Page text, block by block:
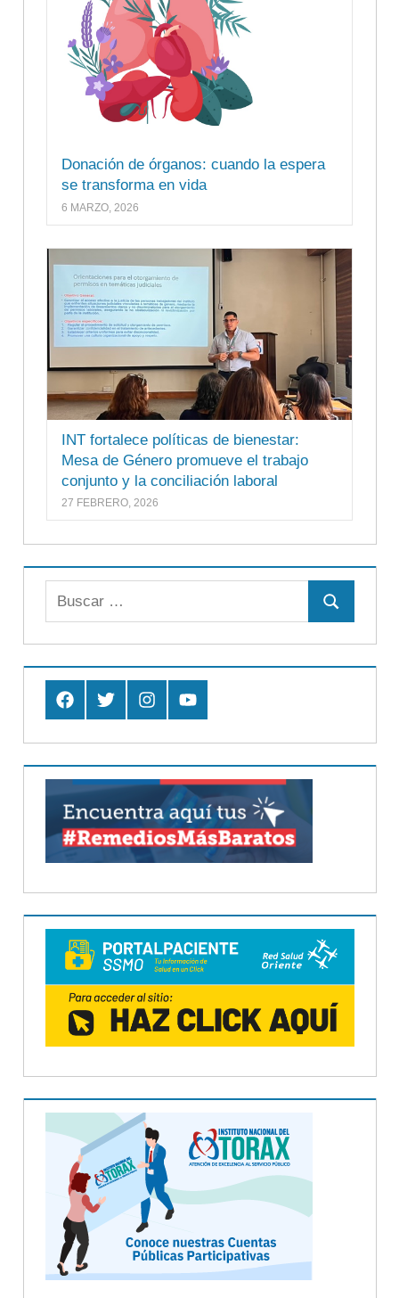
Donación de órganos: cuando la espera
se transforma en vida
6 MARZO, 2026
INT fortalece políticas de bienestar:
Mesa de Género promueve el trabajo
conjunto y la conciliación laboral
27 FEBRERO, 2026
Buscar
FacebookTwitter InstagramYoutube